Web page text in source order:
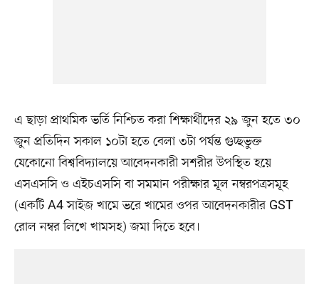
এ ছাড়া প্রাথমিক ভর্তি নিশ্চিত করা শিক্ষার্থীদের ২৯ জুন হতে ৩০
জুন প্রতিদিন সকাল ১০টা হতে বেলা ৩টা পর্যন্ত গুচ্ছভুক্ত
যেকোনো বিশ্ববিদ্যালয়ে আবেদনকারী সশরীর উপস্থিত হয়ে
এসএসসি ও এইচএসসি বা সমমান পরীক্ষার মূল নম্বরপত্রসমূহ
(একটি A4 সাইজ খামে ভরে খামের ওপর আবেদনকারীর GST
রোল নম্বর লিখে খামসহ) জমা দিতে হবে।